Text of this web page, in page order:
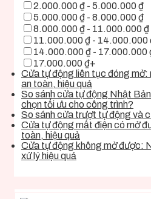
2.000.000 ₫ - 5.000.000 ₫
5.000.000 ₫ - 8.000.000 ₫
8.000.000 ₫ - 11.000.000 ₫
11.000.000 ₫ - 14.000.000
14.000.000 ₫ - 17.000.000
17.000.000 ₫+
Cửa tự động liên tục đóng mở:
an toàn, hiệu quả
So sánh cửa tự động Nhật
chọn tối ưu cho công trình?
So sánh cửa trượt tự động và
Cửa tự động mất điện có mở
toàn, hiệu quả
Cửa tự động không mở được:
xử lý hiệu quả